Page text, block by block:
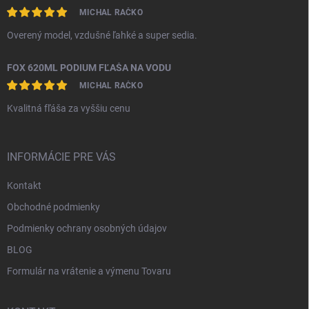
MICHAL RAČKO
Overený model, vzdušné ľahké a super sedia.
FOX 620ML PODIUM FĽAŠA NA VODU
MICHAL RAČKO
Kvalitná fľáša za vyššiu cenu
INFORMÁCIE PRE VÁS
Kontakt
Obchodné podmienky
Podmienky ochrany osobných údajov
BLOG
Formulár na vrátenie a výmenu Tovaru